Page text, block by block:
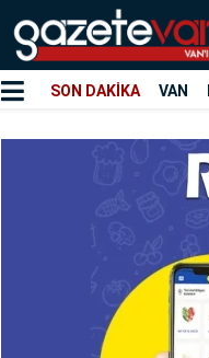
SON DAKİKA VAN